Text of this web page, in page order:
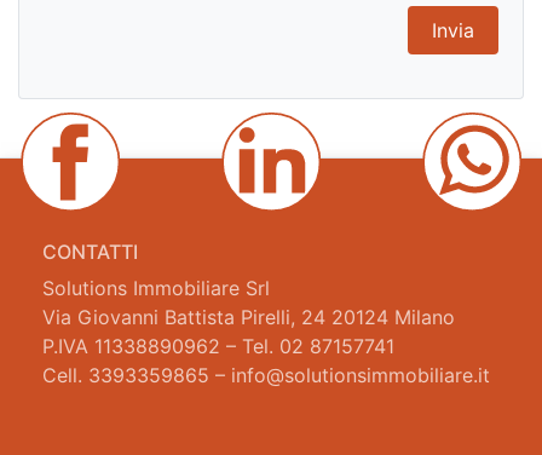
CONTATTI
Solutions Immobiliare Srl
Via Giovanni Battista Pirelli, 24 20124 Milano
P.IVA 11338890962 – Tel. 02 87157741
Cell. 3393359865 – info@solutionsimmobiliare.it